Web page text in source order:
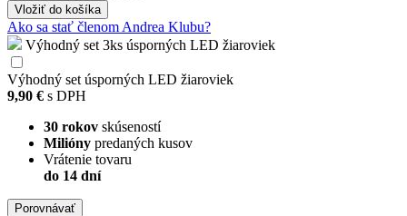
Vložiť do košíka
Ako sa stať členom Andrea Klubu?
Výhodný set 3ks úsporných LED žiaroviek
Výhodný set úsporných LED žiaroviek
9,90 € s DPH
30 rokov skúseností
Milióny predaných kusov
Vrátenie tovaru
do 14 dní
Porovnávať